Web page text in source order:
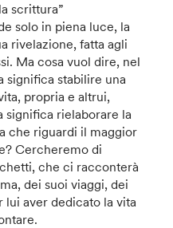
scrittura”
solo in piena luce, la
rivelazione, fatta agli
Ma cosa vuol dire, nel
significa stabilire una
propria e altrui,
significa rielaborare la
che riguardi il maggior
Cercheremo di
che ci racconterà
dei suoi viaggi, dei
lui aver dedicato la vita